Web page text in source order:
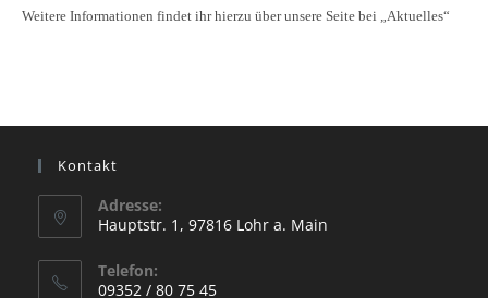
Weitere Informationen findet ihr hierzu über unsere Seite bei „Aktuelles“
Kontakt
Adresse:
Hauptstr. 1, 97816 Lohr a. Main
in
Telefon:
09352 / 80 75 45